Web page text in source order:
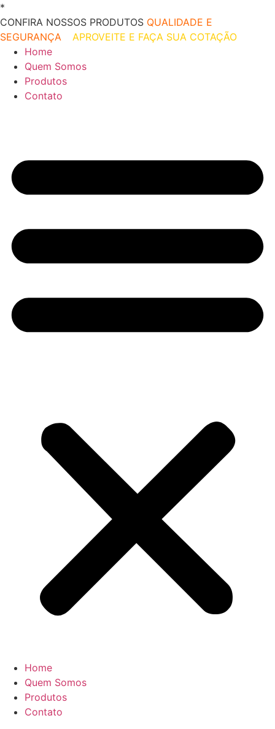
Ir
para
o
conteúdo
*
CONFIRA NOSSOS PRODUTOS QUALIDADE E
SEGURANÇA
APROVEITE E FAÇA SUA COTAÇÃO
Home
Quem Somos
Produtos
Contato
Home
Quem Somos
Produtos
Contato